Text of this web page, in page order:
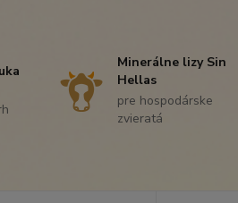
Minerálne lizy Sin
Hellas
pre hospodárske
zvieratá